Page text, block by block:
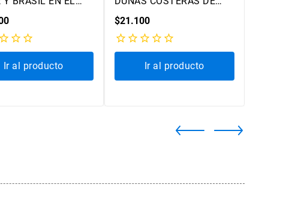
Ir al producto
$21.100
Ir al producto